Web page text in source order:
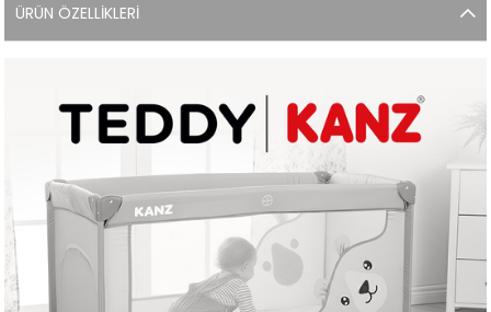
ÜRÜN ÖZELLIKLERI